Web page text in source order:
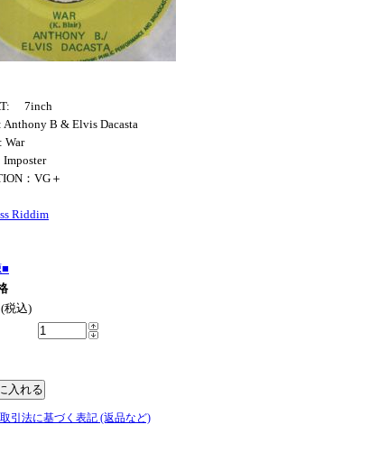
7inch
Anthony B & Elvis Dacasta
War
：VG＋
Riddim
税込)
引法に基づく表記 (返品など)